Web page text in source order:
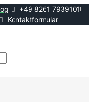
+49 8261 7939101
Kontaktformular